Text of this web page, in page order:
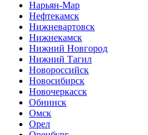
Нарьян-Мар
Нефтекамск
Нижневартовск
Нижнекамск
Нижний Новгород
Нижний Тагил
Новороссийск
Новосибирск
Новочеркасск
Обнинск
Омск
Орел